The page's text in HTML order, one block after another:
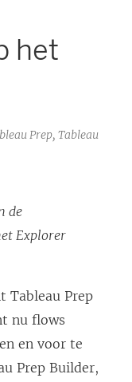
het
Prep, Tableau
de
Explorer
Tableau Prep
nu flows
en voor te
Prep Builder,